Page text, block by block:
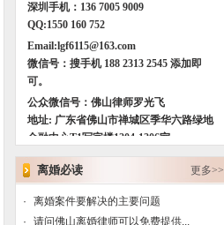
深圳手机： 136 7005 9009
QQ:1550 160 752
Email:lgf6115@163.com
微信号：搜手机 188 2313 2545 添加即
可。
公众微信号：佛山律师罗光飞
地址: 广东省佛山市禅城区季华六路绿地
金融中心T1写字楼1204-1206室。
有106,130,132,150,151,168,259,226等公交
车经过,公交站台
离婚必读 更多>>
·
离婚案件要解决的主要问题
·
请问佛山离婚律师可以免费提供...